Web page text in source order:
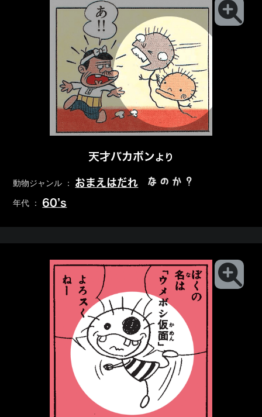
天才バカボンより
動物ジャンル ： おまえはだれ なのか？
年代 ： 60’s